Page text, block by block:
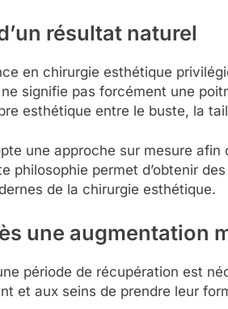
résultat naturel
en chirurgie esthétique
signifie pas forcément une
esthétique entre le buste, la
une approche sur mesure afin
philosophie permet d’obtenir
de la chirurgie esthétique.
une augmentation
période de récupération est
et aux seins de prendre leur